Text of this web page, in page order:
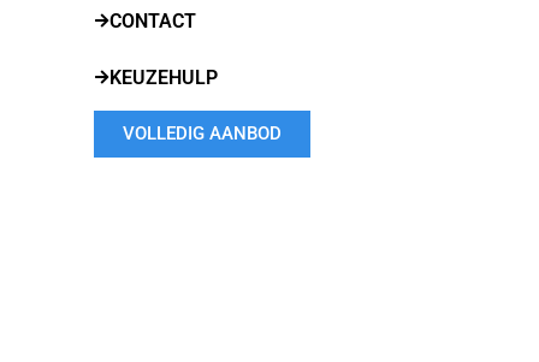
CONTACT
KEUZEHULP
VOLLEDIG AANBOD